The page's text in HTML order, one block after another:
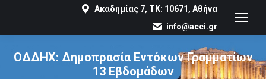
Ακαδημίας 7, ΤΚ: 10671, Αθήνα
info@acci.gr
ΟΔΔΗΧ: Δημοπρασία Εντόκων Γραμματίων
13 Εβδομάδων